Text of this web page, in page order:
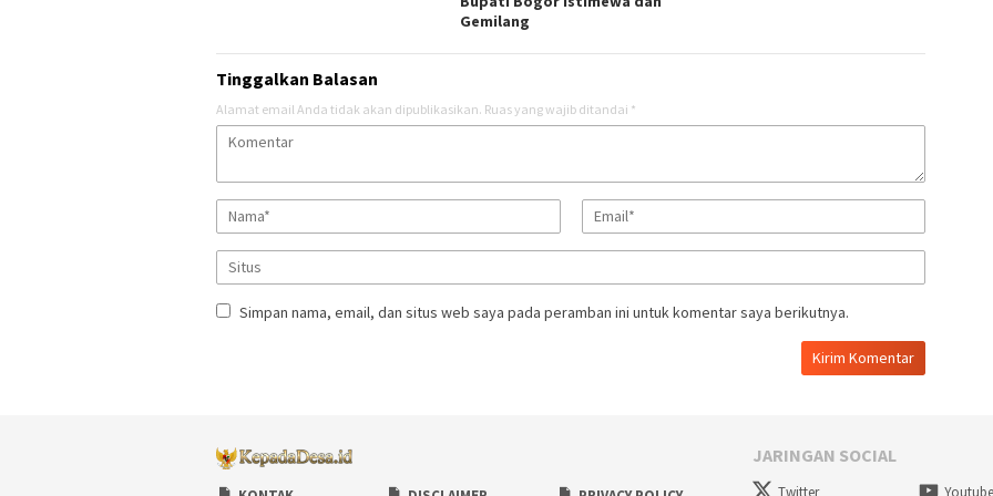
Gemilang
Tinggalkan Balasan
Alamat email Anda tidak akan dipublikasikan. Ruas yang wajib ditandai *
Simpan nama, email, dan situs web saya pada peramban ini untuk komentar saya berikutnya.
JARINGAN SOCIAL
Twitter Youtube